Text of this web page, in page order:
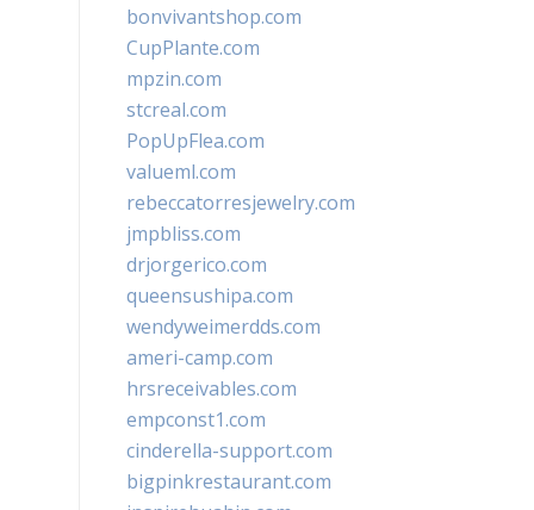
bonvivantshop.com
CupPlante.com
mpzin.com
stcreal.com
PopUpFlea.com
valueml.com
rebeccatorresjewelry.com
jmpbliss.com
drjorgerico.com
queensushipa.com
wendyweimerdds.com
ameri-camp.com
hrsreceivables.com
empconst1.com
cinderella-support.com
bigpinkrestaurant.com